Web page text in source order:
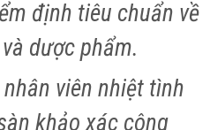
định tiêu chuẩn về
dược phẩm.
viên nhiệt tình
khảo xác công